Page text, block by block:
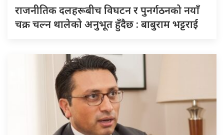
राजनीतिक दलहरूबीच विघटन र पुनर्गठनको नयाँ
चक्र चल्न थालेको अनुभूत हुँदैछ : बाबुराम भट्टराई